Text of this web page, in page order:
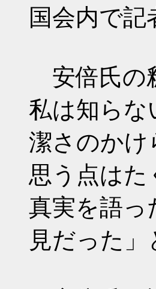
国会内で
安倍氏の
私は知らな
潔さのかけ
思う点はた
真実を語っ
見だった」